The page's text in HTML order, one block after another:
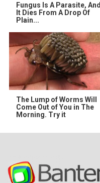
Fungus Is A Parasite, And
It Dies From A Drop Of
Plain...
The Lump of Worms Will
Come Out of You in The
Morning. Try it